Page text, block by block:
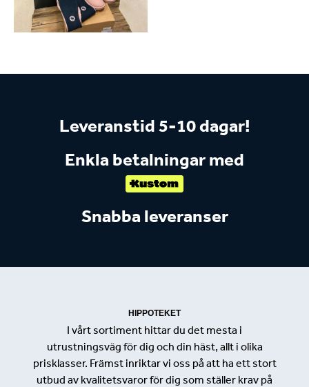
Leveranstid 5-10 dagar!
Enkla betalningar med
Snabba leveranser
HIPPOTEKET
I vårt sortiment hittar du det mesta i
utrustningsväg för dig och din häst, allt i olika
prisklasser. Främst inriktar vi oss på att ha ett stort
utbud av kvalitetsvaror för dig som ställer krav på